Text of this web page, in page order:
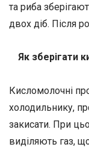
та риба
двох діб. Після
Як зберігати
Кисломолочні
холодильнику,
закисати. При
виділяють газ,